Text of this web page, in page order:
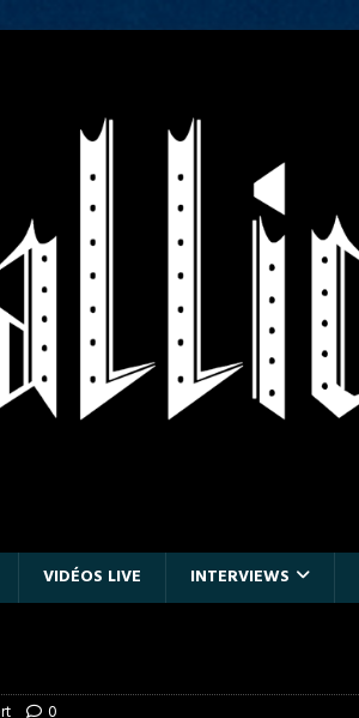
VIDÉOS LIVE INTERVIEWS
0